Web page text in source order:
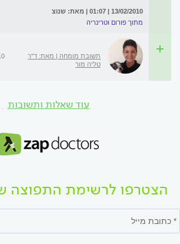
13/02/2010 | 01:07 | מאת: שנוצ
מתוך פורום וטרינריה
תשובת מומחה | מאת: ד"ר
טליה מור
עוד שאלות ותשובות
הצטרפו לרשימת התפוצה